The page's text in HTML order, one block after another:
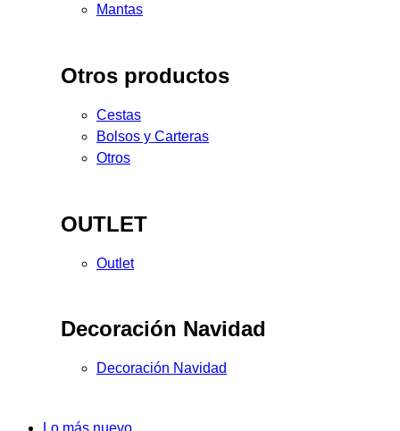
Mantas
Otros productos
Cestas
Bolsos y Carteras
Otros
OUTLET
Outlet
Decoración Navidad
Decoración Navidad